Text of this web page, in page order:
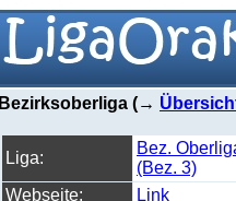
Bezirksoberliga (→
Liga:
Bez.
(Bez. 3)
Webseite:
Link